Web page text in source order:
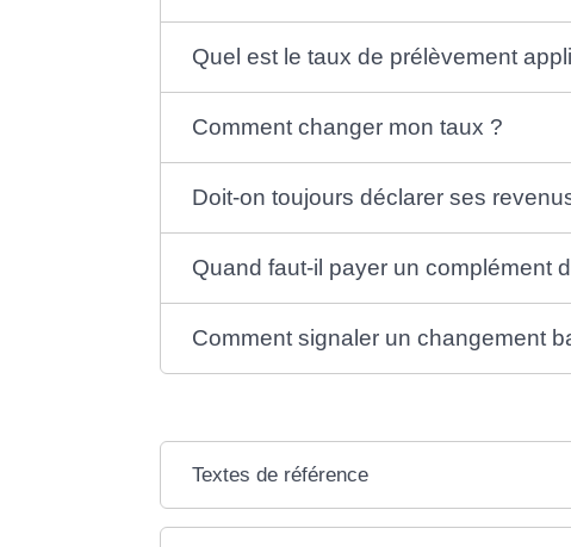
Quel est le taux de prélèvement
Comment changer mon taux ?
Doit-on toujours déclarer ses
Quand faut-il payer un complément
Comment signaler un changement
Textes de référence